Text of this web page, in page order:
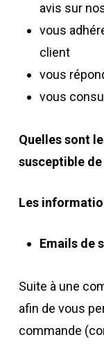
avis sur
vous
client
vous
vous
Quelles sont
susceptible
Les
Emails de
Suite à une
afin de vous
commande